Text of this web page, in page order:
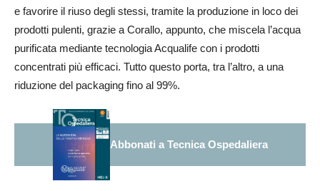
e favorire il riuso degli stessi, tramite la produzione in loco dei
prodotti pulenti, grazie a Corallo, appunto, che miscela l’acqua
purificata mediante tecnologia Acqualife con i prodotti
concentrati più efficaci. Tutto questo porta, tra l’altro, a una
riduzione del packaging fino al 99%.
Abbonati a Tecnica Ospedaliera